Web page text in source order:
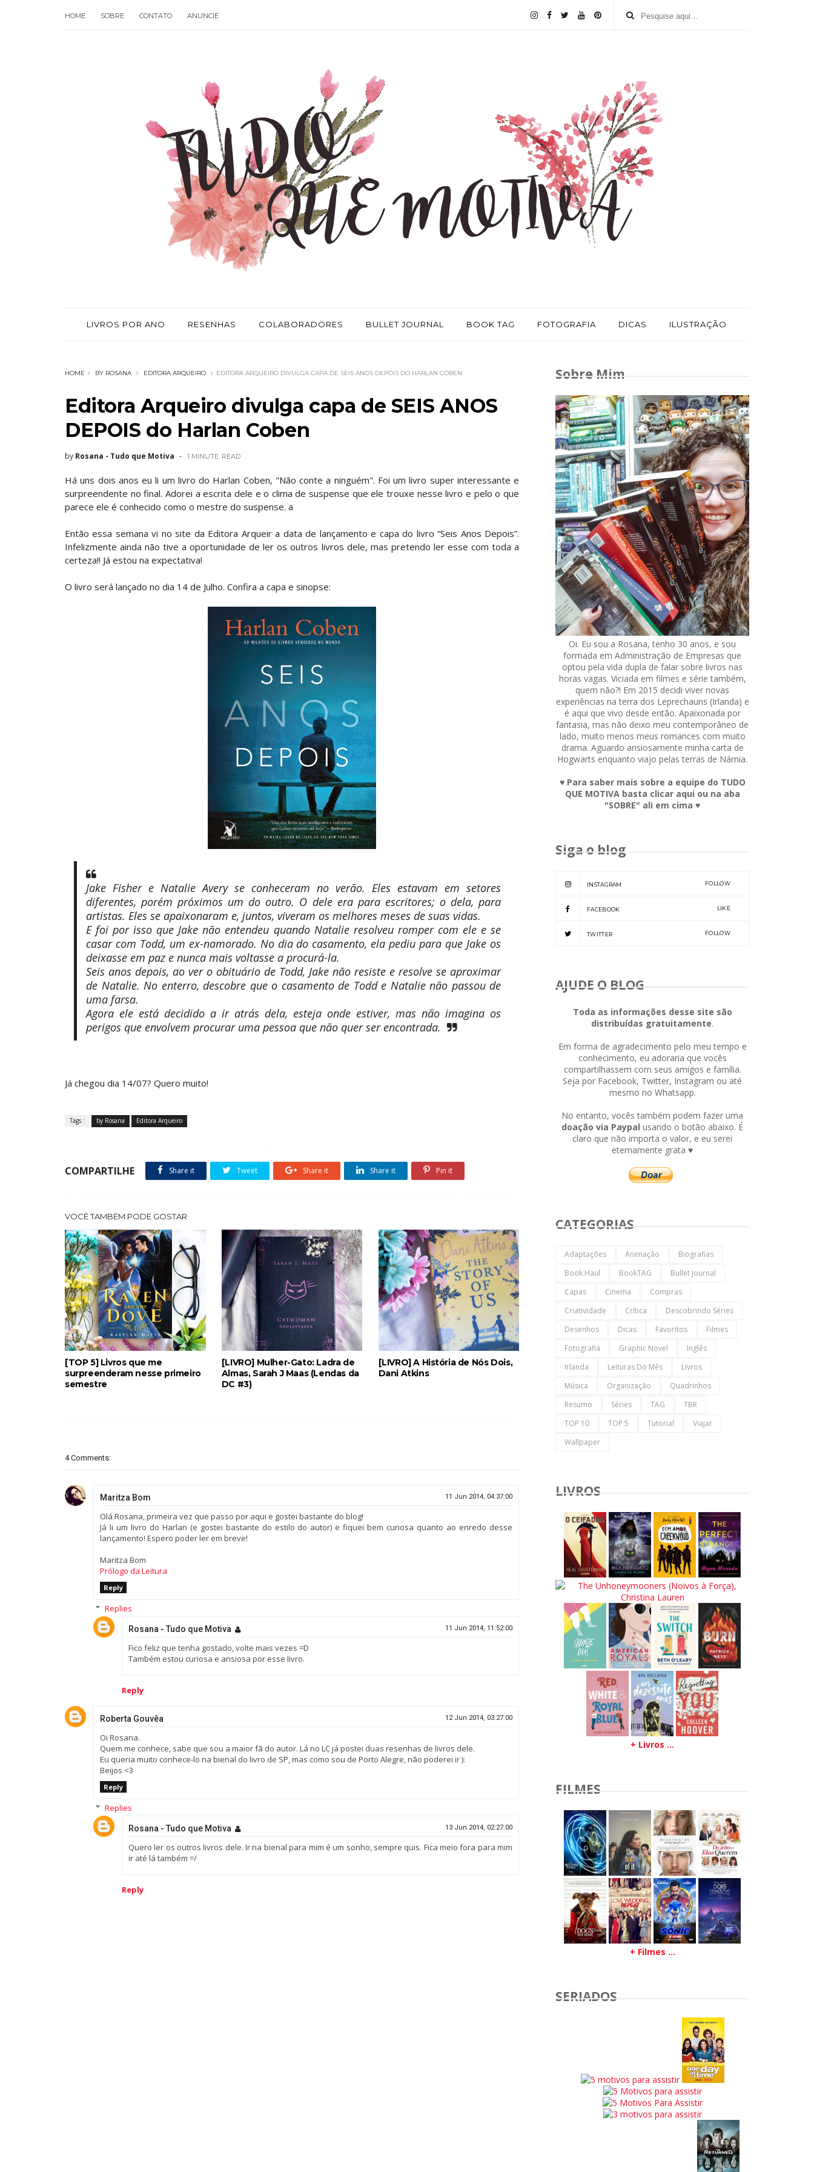
HOME SOBRE CONTATO ANUNCIE
LIVROS POR ANO RESENHAS COLABORADORES BULLET JOURNAL BOOK TAG FOTOGRAFIA DICAS ILUSTRAÇÃO
HOME BY ROSANA EDITORA ARQUEIRO EDITORA ARQUEIRO DIVULGA CAPA DE SEIS ANOS DEPOIS DO HARLAN COBEN
Editora Arqueiro divulga capa de SEIS ANOS
DEPOIS do Harlan Coben
by Rosana - Tudo que Motiva 1 MINUTE READ
Há uns dois anos eu li um livro do Harlan Coben, "Não conte a ninguém". Foi um livro super interessante e
surpreendente no final. Adorei a escrita dele e o clima de suspense que ele trouxe nesse livro e pelo o que
parece ele é conhecido como o mestre do suspense. a
Então essa semana vi no site da Editora Arqueir a data de lançamento e capa do livro “Seis Anos Depois”.
Infelizmente ainda não tive a oportunidade de ler os outros livros dele, mas pretendo ler esse com toda a
certeza!! Já estou na expectativa!
O livro será lançado no dia 14 de Julho. Confira a capa e sinopse:
Jake Fisher e Natalie Avery se conheceram no verão. Eles estavam em setores
diferentes, porém próximos um do outro. O dele era para escritores; o dela, para
artistas. Eles se apaixonaram e, juntos, viveram os melhores meses de suas vidas.
E foi por isso que Jake não entendeu quando Natalie resolveu romper com ele e se
casar com Todd, um ex-namorado. No dia do casamento, ela pediu para que Jake os
deixasse em paz e nunca mais voltasse a procurá-la.
Seis anos depois, ao ver o obituário de Todd, Jake não resiste e resolve se aproximar
de Natalie. No enterro, descobre que o casamento de Todd e Natalie não passou de
uma farsa.
Agora ele está decidido a ir atrás dela, esteja onde estiver, mas não imagina os
perigos que envolvem procurar uma pessoa que não quer ser encontrada.
Já chegou dia 14/07? Quero muito!
Tags : by Rosana Editora Arqueiro
COMPARTILHE Share it Tweet Share it Share it Pin it
VOCÊ TAMBÉM PODE GOSTAR
[TOP 5] Livros que me
surpreenderam nesse primeiro
semestre
[LIVRO] Mulher-Gato: Ladra de
Almas, Sarah J Maas (Lendas da
DC #3)
[LIVRO] A História de Nós Dois,
Dani Atkins
4 Comments:
Maritza Bom 11 Jun 2014, 04:37:00
Olá Rosana, primeira vez que passo por aqui e gostei bastante do blog!
Já li um livro do Harlan (e gostei bastante do estilo do autor) e fiquei bem curiosa quanto ao enredo desse
lançamento! Espero poder ler em breve!
Maritza Bom
Prólogo da Leitura
Reply
Replies
Rosana - Tudo que Motiva 11 Jun 2014, 11:52:00
Fico feliz que tenha gostado, volte mais vezes =D
Também estou curiosa e ansiosa por esse livro.
Reply
Roberta Gouvêa 12 Jun 2014, 03:27:00
Oi Rosana.
Quem me conhece, sabe que sou a maior fã do autor. Lá no LC já postei duas resenhas de livros dele.
Eu queria muito conhece-lo na bienal do livro de SP, mas como sou de Porto Alegre, não poderei ir ):
Beijos <3
Reply
Replies
Rosana - Tudo que Motiva 13 Jun 2014, 02:27:00
Quero ler os outros livros dele. Ir na bienal para mim é um sonho, sempre quis. Fica meio fora para mim
ir até lá também =/
Reply
Sobre Mim
Oi. Eu sou a Rosana, tenho 30 anos, e sou
formada em Administração de Empresas que
optou pela vida dupla de falar sobre livros nas
horas vagas. Viciada em filmes e série também,
quem não?! Em 2015 decidi viver novas
experiências na terra dos Leprechauns (Irlanda) e
é aqui que vivo desde então. Apaixonada por
fantasia, mas não deixo meu contemporâneo de
lado, muito menos meus romances com muito
drama. Aguardo ansiosamente minha carta de
Hogwarts enquanto viajo pelas terras de Nárnia.
♥ Para saber mais sobre a equipe do TUDO
QUE MOTIVA basta clicar aqui ou na aba
"SOBRE" ali em cima ♥
Siga o blog
INSTAGRAM FOLLOW
FACEBOOK LIKE
TWITTER FOLLOW
AJUDE O BLOG
Toda as informações desse site são
distribuídas gratuitamente.
Em forma de agradecimento pelo meu tempo e
conhecimento, eu adoraria que vocês
compartilhassem com seus amigos e família.
Seja por Facebook, Twitter, Instagram ou até
mesmo no Whatsapp.
No entanto, vocês também podem fazer uma
doação via Paypal usando o botão abaixo. É
claro que não importa o valor, e eu serei
eternamente grata ♥
CATEGORIAS
Adaptações Animação
Biografias
Book Haul
BookTAG
Bullet Journal
Capas
Cinema
Compras
Criatividade
Crítica
Descobrindo Séries
Desenhos
Dicas Favoritos
Filmes
Fotografia
Graphic Novel
Inglês
Irlanda
Leituras Do Mês
Livros
Música
Organização
Quadrinhos
Resumo
Séries TAG
TBR
TOP 10
TOP 5 Tutorial
Viajar
Wallpaper
LIVROS
+ Livros ...
FILMES
+ Filmes ...
SERIADOS